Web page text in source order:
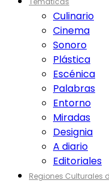
Culinario
Cinema
Sonoro
Plástica
Escénica
Palabras
Entorno
Miradas
Designia
A diario
Editoriales
Regiones Culturales